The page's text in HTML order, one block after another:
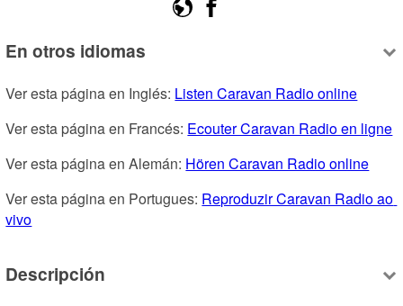
En otros idiomas
Ver esta página en Inglés: Listen Caravan Radio online
Ver esta página en Francés: Ecouter Caravan Radio en ligne
Ver esta página en Alemán: Hören Caravan Radio online
Ver esta página en Portugues: Reproduzir Caravan Radio ao
vivo
Descripción